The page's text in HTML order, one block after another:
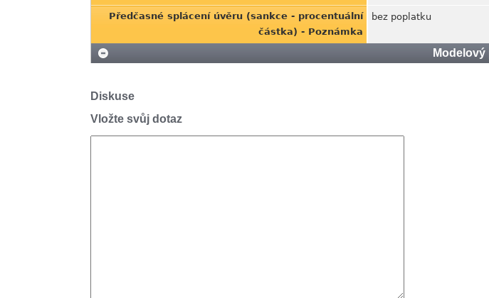
Předčasné splácení úvěru (sankce - procentuální
částka) - Poznámka
bez poplatku
Modelový
Diskuse
Vložte svůj dotaz